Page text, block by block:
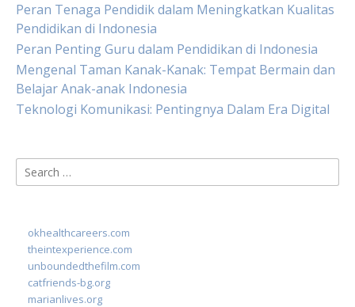
Peran Tenaga Pendidik dalam Meningkatkan Kualitas
Pendidikan di Indonesia
Peran Penting Guru dalam Pendidikan di Indonesia
Mengenal Taman Kanak-Kanak: Tempat Bermain dan
Belajar Anak-anak Indonesia
Teknologi Komunikasi: Pentingnya Dalam Era Digital
Search
for:
okhealthcareers.com
theintexperience.com
unboundedthefilm.com
catfriends-bg.org
marianlives.org